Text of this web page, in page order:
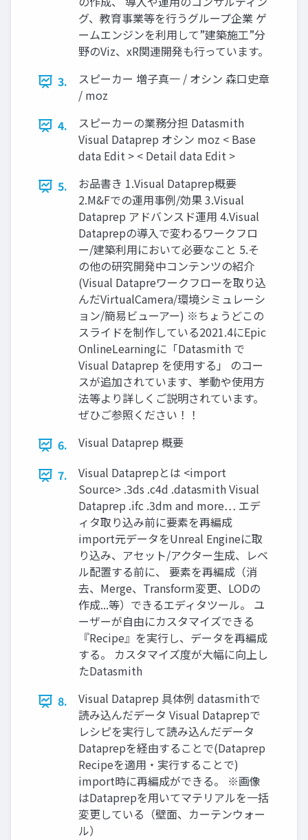
グ、教育事業等を行うグループ企業 ゲ
ームエンジンを利用して”建築施工”分
野のViz、xR関連開発も行っています。
3.
スピーカー 増子真一 / オシン 森口史章
/ moz
4.
スピーカーの業務分担 Datasmith
Visual Dataprep オシン moz < Base
data Edit > < Detail data Edit >
5.
お品書き 1.Visual Dataprep概要
2.M&Fでの運用事例/効果 3.Visual
Dataprep アドバンスド運用 4.Visual
Dataprepの導入で変わるワークフロ
ー/建築利用において必要なこと 5.そ
の他の研究開発中コンテンツの紹介
(Visual Datapreワークフローを取り込
んだVirtualCamera/環境シミュレーシ
ョン/簡易ビューアー) ※ちょうどこの
スライドを制作している2021.4にEpic
OnlineLearningに「Datasmith で
Visual Dataprep を使用する」 のコー
スが追加されています、挙動や使用方
法等より詳しくご説明されています。
ぜひご参照ください！！
6.
Visual Dataprep 概要
7.
Visual Dataprepとは <import
Source> .3ds .c4d .datasmith Visual
Dataprep .ifc .3dm and more… エデ
ィタ取り込み前に要素を再編成
import元データをUnreal Engineに取
り込み、アセット/アクター生成、レベ
ル配置する前に、 要素を再編成（消
去、Merge、Transform変更、LODの
作成...等）できるエディタツール。 ユ
ーザーが自由にカスタマイズできる
『Recipe』を実行し、データを再編成
する。 カスタマイズ度が大幅に向上し
たDatasmith
8.
Visual Dataprep 具体例 datasmithで
読み込んだデータ Visual Dataprepで
レシピを実行して読み込んだデータ
Dataprepを経由することで(Dataprep
Recipeを適用・実行することで)
import時に再編成ができる。 ※画像
はDataprepを用いてマテリアルを一括
変更している（壁面、カーテンウォー
ル）